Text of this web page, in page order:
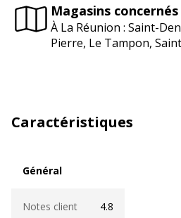
Magasins concernés
À La Réunion : Saint-
Pierre, Le Tampon,
Caractéristiques
Général
Notes client 4.8